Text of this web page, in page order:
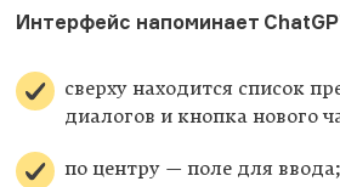
Интерфейс напоминает
сверху находится список
диалогов и кнопка нового
по центру — поле для ввода;